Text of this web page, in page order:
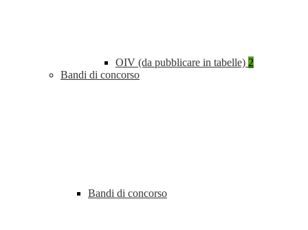
OIV (da pubblicare in tabelle) 2
Bandi di concorso
Bandi di concorso